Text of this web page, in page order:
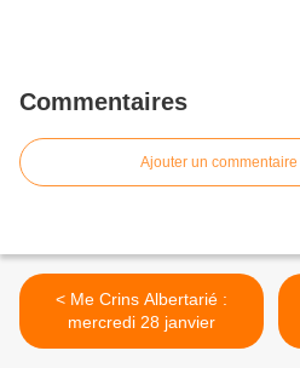
Commentaires
Ajouter un commentaire
< Me Crins Albertarié :
mercredi 28 janvier